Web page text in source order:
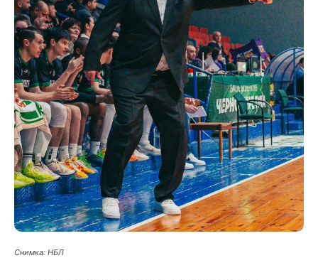
Снимка: НБЛ